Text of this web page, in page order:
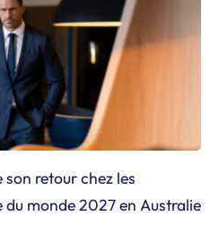
retour chez les
du monde 2027 en Australie